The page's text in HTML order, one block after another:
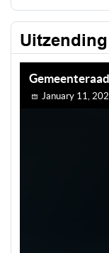
Uitzending